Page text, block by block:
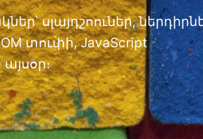
սլայդշոուներ,
տուփի, JavaScript